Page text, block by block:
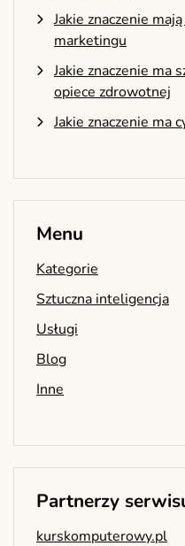
Jakie znaczenie
marketingu
Jakie znaczenie ma
opiece zdrowotnej
Jakie znaczenie ma
Menu
Kategorie
Sztuczna inteligencja
Usługi
Blog
Inne
Partnerzy
kurskomputerowy.pl